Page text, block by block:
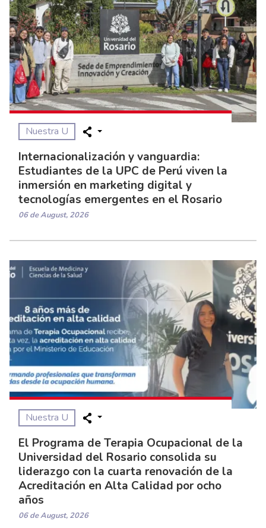
Nuestra U
Internacionalización y vanguardia:
Estudiantes de la UPC de Perú viven la
inmersión en marketing digital y
tecnologías emergentes en el Rosario
06 de August, 2026
Nuestra U
El Programa de Terapia Ocupacional de la
Universidad del Rosario consolida su
liderazgo con la cuarta renovación de la
Acreditación en Alta Calidad por ocho
años
06 de August, 2026